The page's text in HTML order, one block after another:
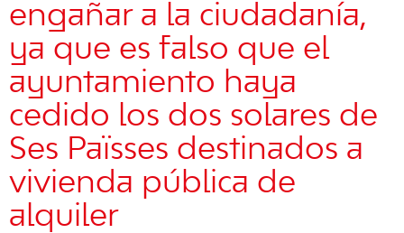
engañar a la ciudadanía,
ya que es falso que el
ayuntamiento haya
cedido los dos solares de
Ses Païsses destinados a
vivienda pública de
alquiler